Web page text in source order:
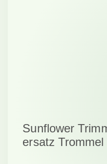
Sunflower
ersatz Trommel